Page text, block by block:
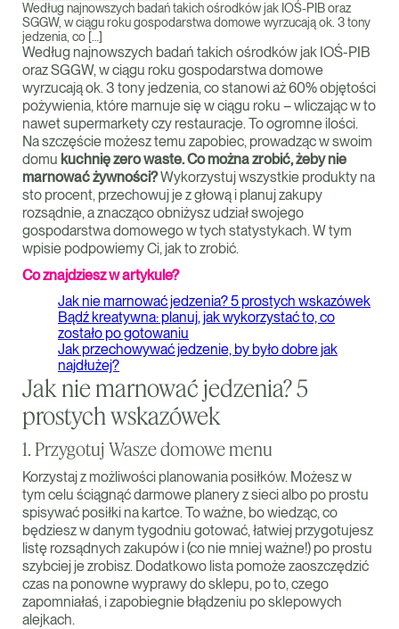
Według najnowszych badań takich ośrodków jak IOŚ-PIB oraz
SGGW, w ciągu roku gospodarstwa domowe wyrzucają ok. 3 tony
jedzenia, co […]
Według najnowszych badań takich ośrodków jak IOŚ-PIB
oraz SGGW, w ciągu roku gospodarstwa domowe
wyrzucają ok. 3 tony jedzenia, co stanowi aż 60% objętości
pożywienia, które marnuje się w ciągu roku – wliczając w to
nawet supermarkety czy restauracje. To ogromne ilości.
Na szczęście możesz temu zapobiec, prowadząc w swoim
domu kuchnię zero waste. Co można zrobić, żeby nie
marnować żywności?Wykorzystuj wszystkie produkty na
sto procent, przechowuj je z głową i planuj zakupy
rozsądnie, a znacząco obniżysz udział swojego
gospodarstwa domowego w tych statystykach. W tym
wpisie podpowiemy Ci, jak to zrobić.
Co znajdziesz w artykule?
Jak nie marnować jedzenia? 5 prostych wskazówek
Bądź kreatywna: planuj, jak wykorzystać to, co
zostało po gotowaniu
Jak przechowywać jedzenie, by było dobre jak
najdłużej?
Jak nie marnować jedzenia? 5
prostych wskazówek
1. Przygotuj Wasze domowe menu
Korzystaj z możliwości planowania posiłków. Możesz w
tym celu ściągnąć darmowe planery z sieci albo po prostu
spisywać posiłki na kartce. To ważne, bo wiedząc, co
będziesz w danym tygodniu gotować, łatwiej przygotujesz
listę rozsądnych zakupów i (co nie mniej ważne!) po prostu
szybciej je zrobisz. Dodatkowo lista pomoże zaoszczędzić
czas na ponowne wyprawy do sklepu, po to, czego
zapomniałaś, i zapobiegnie błądzeniu po sklepowych
alejkach.